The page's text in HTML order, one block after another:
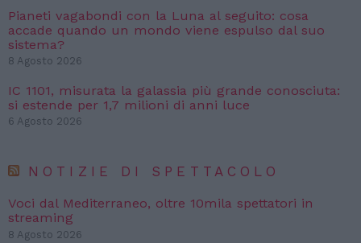
Pianeti vagabondi con la Luna al seguito: cosa
accade quando un mondo viene espulso dal suo
sistema?
8 Agosto 2026
IC 1101, misurata la galassia più grande conosciuta:
si estende per 1,7 milioni di anni luce
6 Agosto 2026
NOTIZIE DI SPETTACOLO
Voci dal Mediterraneo, oltre 10mila spettatori in
streaming
8 Agosto 2026